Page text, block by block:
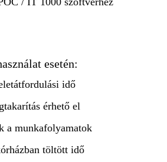
esetén:
idő
érhető el
a munkafolyamatok
töltött idő